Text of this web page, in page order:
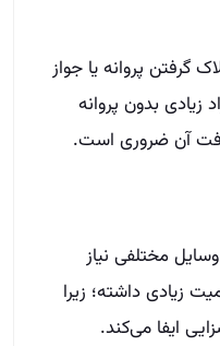
گرفتن پروانه یا جواز
بدون پروانه
آن ضروری است.
مختلفی نیاز
زیادی داشته؛ زیرا
ایفا می‌کند.